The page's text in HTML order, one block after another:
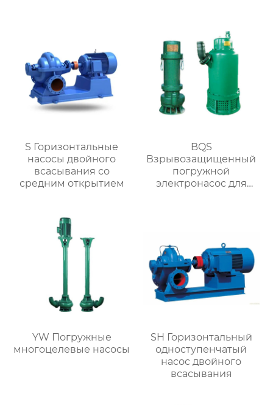
S Горизонтальные
насосы двойного
всасывания со
средним открытием
BQS
Взрывозащищенный
погружной
электронасос для
YW Погружные
многоцелевые насосы
SH Горизонтальный
одноступенчатый
насос двойного
всасывания